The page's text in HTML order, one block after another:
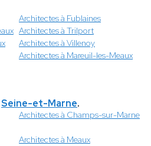
Architectes à Fublaines
Architectes à Trilport
Architectes à Villenoy
Architectes à Mareuil-les-Meaux
Seine-et-Marne.
Architectes à Champs-sur-Marne
Architectes à Meaux